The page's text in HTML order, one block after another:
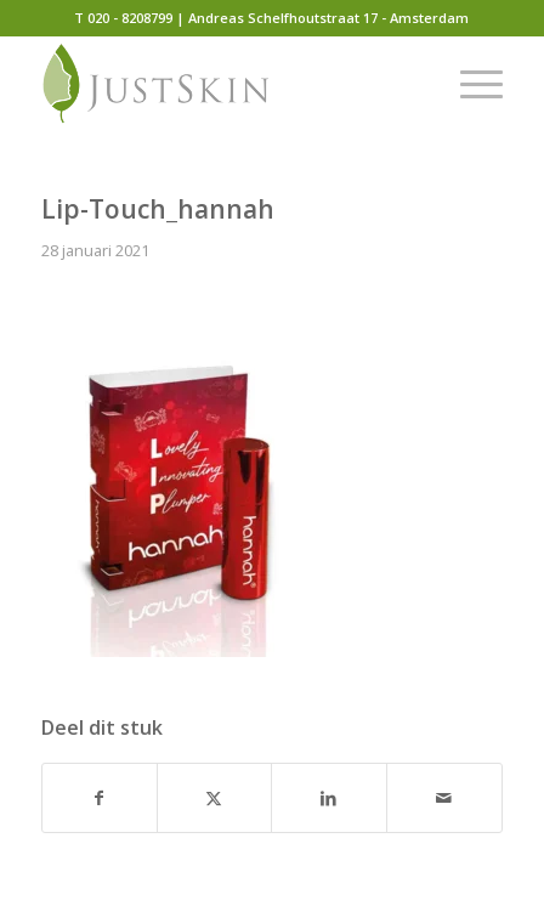
T 020 - 8208799 | Andreas Schelfhoutstraat 17 - Amsterdam
Lip-Touch_hannah
28 januari 2021
Deel dit stuk